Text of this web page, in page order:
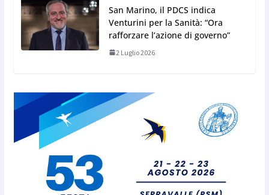
San Marino, il PDCS indica
Venturini per la Sanità: “Ora
rafforzare l’azione di governo”
2 Luglio 2026